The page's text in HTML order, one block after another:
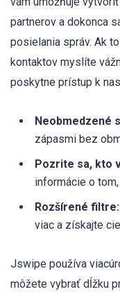
partnerov a dokonca
posielania správ. Ak
kontaktov myslíte
poskytne prístup k
Neobmedzené
zápasmi bez
Pozrite sa, kto
informácie o
Rozšírené filtre:
viac a získajte
Jswipe používa
môžete vybrať dĺžku